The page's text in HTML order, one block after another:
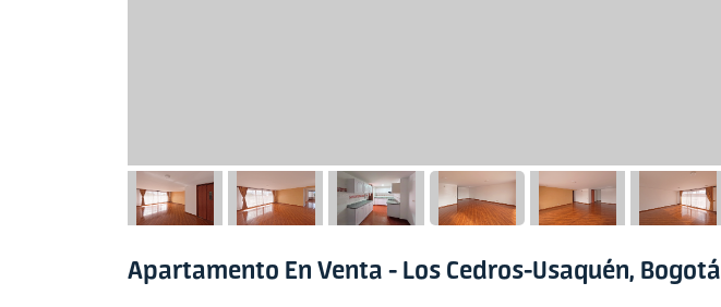
Apartamento En Venta - Los Cedros-Usaquén, Bogotá